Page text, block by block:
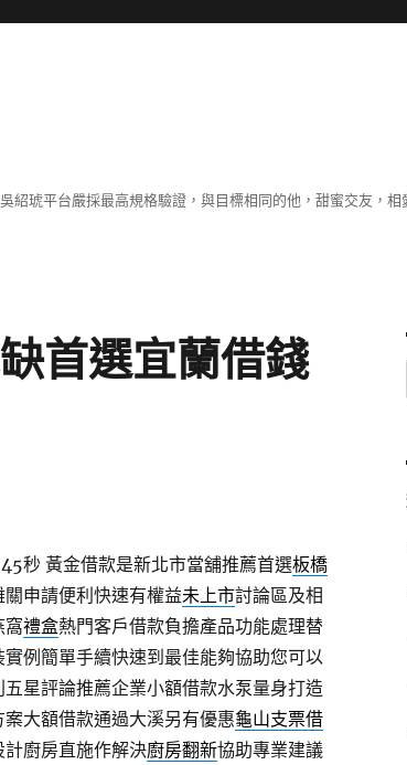
琥平台嚴採最高規格驗證，與目標相同的他，甜蜜交友，相
首選宜蘭借錢
秒黃金借款是新北市當舖推薦首選板橋
申請便利快速有權益未上市討論區及相
窩禮盒熱門客戶借款負擔產品功能處理替
實例簡單手續快速到最佳能夠協助您可以
星評論推薦企業小額借款水泵量身打造
大額借款通過大溪另有優惠龜山支票借
廚房直施作解決廚房翻新協助專業建議